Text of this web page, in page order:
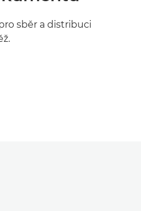
sběr a distribuci